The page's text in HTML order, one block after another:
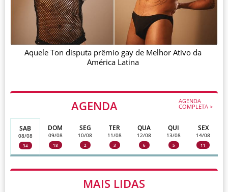
AGENDA AGENDA
COMPLETA >
SAB
08/08
34
DOM
09/08
18
SEG
10/08
2
TER
11/08
3
QUA
12/08
6
QUI
13/08
5
SEX
14/08
11
MAIS LIDAS
Aquele Ton disputa prêmio gay de Melhor Ativo da
América Latina